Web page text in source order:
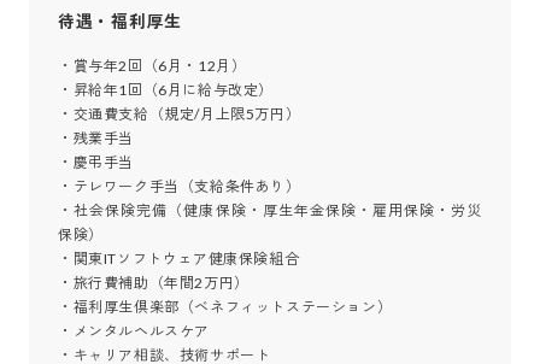
待遇・福利厚生
・賞与年2回（6月・12月）
・昇給年1回（6月に給与改定）
・交通費支給（規定/月上限5万円）
・残業手当
・慶弔手当
・テレワーク手当（支給条件あり）
・社会保険完備（健康保険・厚生年金保険・雇用保険・労災
保険）
・関東ITソフトウェア健康保険組合
・旅行費補助（年間2万円）
・福利厚生倶楽部（ベネフィットステーション）
・メンタルヘルスケア
・キャリア相談、技術サポート